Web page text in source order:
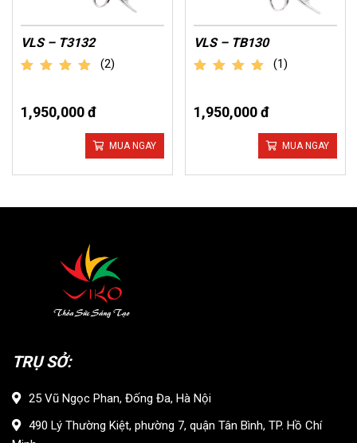
VLS – T3132
(2)
1,950,000 đ
MUA NGAY
VLS – TB130
(1)
1,950,000 đ
MUA NGAY
TRỤ SỞ:
25 Vũ Ngọc Phan, Đống Đa, Hà Nội
490 Lý Thường Kiệt, phường 7, quận Tân Bình, TP. Hồ Chí